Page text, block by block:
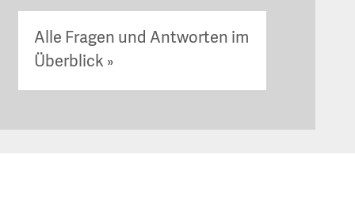
Alle Fragen und Antworten im
Überblick